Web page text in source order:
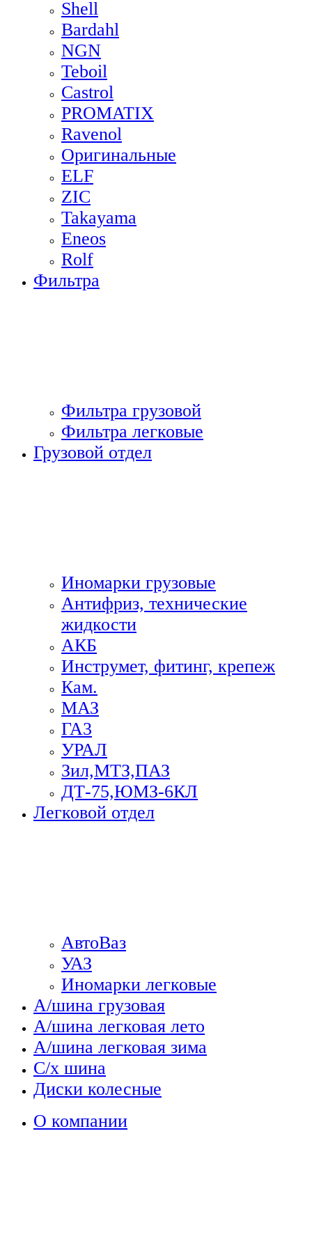
Shell
Bardahl
NGN
Teboil
Castrol
PROMATIX
Ravenol
Оригинальные
ELF
ZIC
Takayama
Eneos
Rolf
Фильтра
Фильтра грузовой
Фильтра легковые
Грузовой отдел
Иномарки грузовые
Антифриз, технические
жидкости
АКБ
Инструмет, фитинг, крепеж
Кам.
МАЗ
ГА3
УРАЛ
Зил,МТЗ,ПАЗ
ДТ-75,ЮМЗ-6КЛ
Легковой отдел
АвтоВаз
УАЗ
Иномарки легковые
А/шина грузовая
А/шина легковая лето
А/шина легковая зима
С/х шина
Диски колесные
О компании